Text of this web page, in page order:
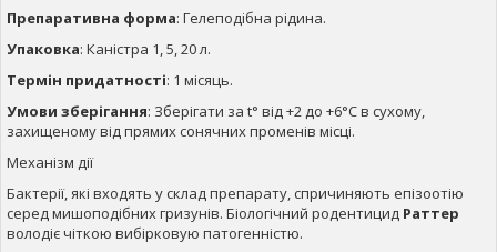
Препаративна форма: Гелеподібна рідина.
Упаковка: Каністра 1, 5, 20 л.
Термін придатності: 1 місяць.
Умови зберігання: Зберігати за t° від +2 до +6°С в сухому,
захищеному від прямих сонячних променів місці.
Механізм дії
Бактерії, які входять у склад препарату, спричиняють епізоотію
серед мишоподібних гризунів. Біологічний родентицид Раттер
володіє чіткою вибірковую патогенністю.